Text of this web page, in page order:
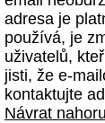
adresa je
používá, je
uživatelů,
jisti, že e-
kontaktujte
Návrat nahoru